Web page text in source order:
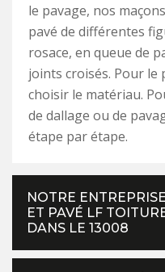
le pavage, nos
pavé de différentes
rosace, en queue de
joints croisés. Pour le
choisir le matériau.
de dallage ou de
étape par étape.
NOTRE
ET PAVÉ LF
DANS LE 13008